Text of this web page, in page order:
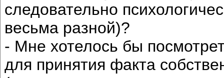
следовательно
весьма разной)?
- Мне хотелось бы
для принятия факта